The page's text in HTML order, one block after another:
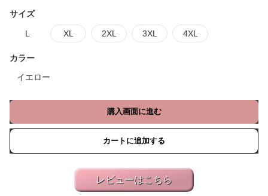
サイズ
L XL 2XL 3XL 4XL
カラー
イエロー
購入画面に進む
カートに追加する
レビューはこちら